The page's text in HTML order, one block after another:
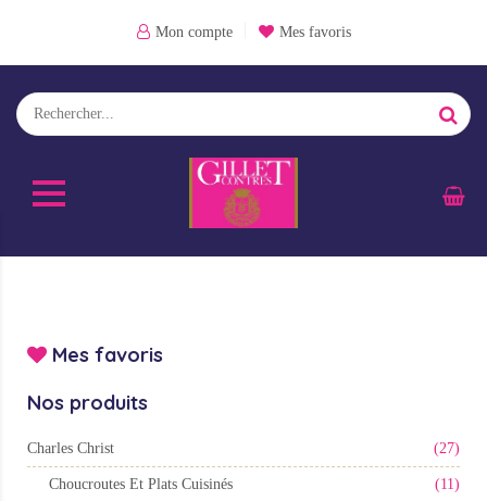
Mon compte Mes favoris
Mes favoris
Nos produits
Charles Christ (27)
Choucroutes Et Plats Cuisinés (11)